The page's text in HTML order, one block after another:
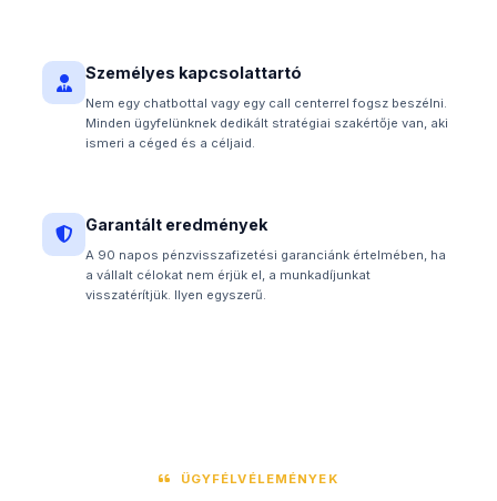
Személyes kapcsolattartó
Nem egy chatbottal vagy egy call centerrel fogsz beszélni.
Minden ügyfelünknek dedikált stratégiai szakértője van, aki
ismeri a céged és a céljaid.
Garantált eredmények
A 90 napos pénzvisszafizetési garanciánk értelmében, ha
a vállalt célokat nem érjük el, a munkadíjunkat
visszatérítjük. Ilyen egyszerű.
ÜGYFÉLVÉLEMÉNYEK